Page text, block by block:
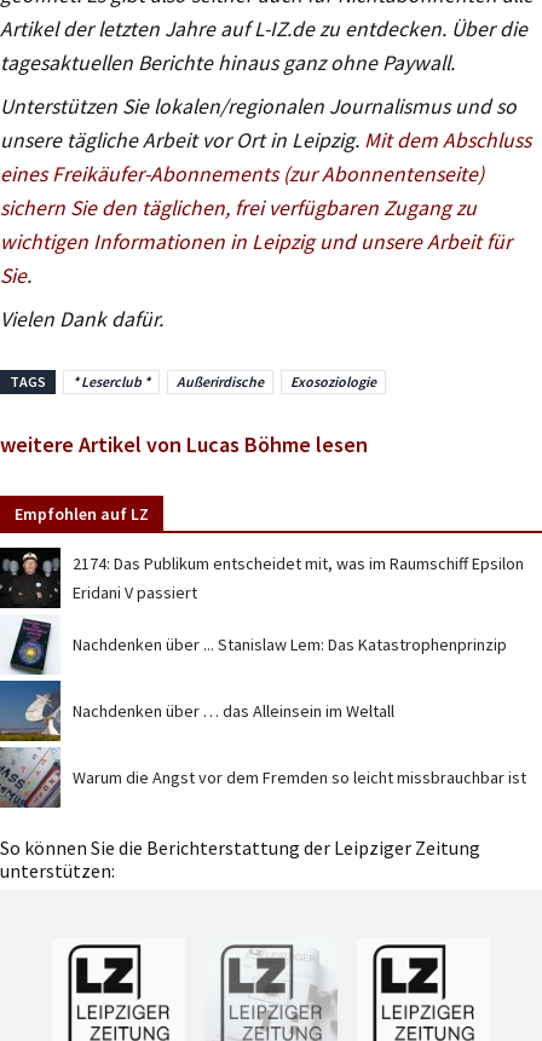
Artikel der letzten Jahre auf L-IZ.de zu entdecken. Über die
tagesaktuellen Berichte hinaus ganz ohne Paywall.
Unterstützen Sie lokalen/regionalen Journalismus und so
unsere tägliche Arbeit vor Ort in Leipzig. Mit dem Abschluss
eines Freikäufer-Abonnements (zur Abonnentenseite)
sichern Sie den täglichen, frei verfügbaren Zugang zu
wichtigen Informationen in Leipzig und unsere Arbeit für
Sie.
Vielen Dank dafür.
TAGS * Leserclub * Außerirdische Exosoziologie
weitere Artikel von Lucas Böhme lesen
Empfohlen auf LZ
2174: Das Publikum entscheidet mit, was im Raumschiff Epsilon
Eridani V passiert
Nachdenken über ... Stanislaw Lem: Das Katastrophenprinzip
Nachdenken über … das Alleinsein im Weltall
Warum die Angst vor dem Fremden so leicht missbrauchbar ist
So können Sie die Berichterstattung der Leipziger Zeitung
unterstützen: